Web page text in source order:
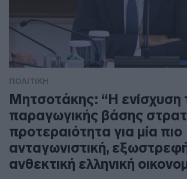
ΠΟΛΙΤΙΚΗ
Μητσοτάκης: “Η ενίσχυση
παραγωγικής βάσης
προτεραιότητα για μία πιο
ανταγωνιστική,
ανθεκτική ελληνική